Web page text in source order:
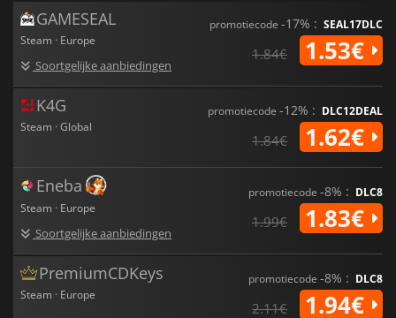
GAMESEAL
Steam · Europe
Soortgelijke aanbiedingen
promotiecode -17% : SEAL17DLC
1.84€ 1.53€
K4G
Steam · Global
promotiecode -12% : DLC12DEAL
1.84€ 1.62€
Eneba
Steam · Europe
Soortgelijke aanbiedingen
promotiecode -8% : DLC8
1.99€ 1.83€
PremiumCDKeys
Steam · Europe
promotiecode -8% : DLC8
2.11€ 1.94€